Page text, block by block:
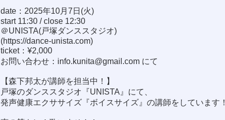
date：2025年10月7日(火)
start 11:30 / close 12:30
＠UNISTA(戸塚ダンススタジオ)
(https://dance-unista.com)
ticket：¥2,000
お問い合わせ： info.kunita@gmail.com にて
【森下邦太が講師を担当中！】
戸塚のダンススタジオ『UNISTA』にて、
発声健康エクササイズ『ボイスサイズ』の講師をしています！